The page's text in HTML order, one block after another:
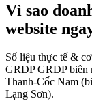
Vì sao
website
Số liệu thực tế &
GRDPGRDP biên
Thanh-Cốc Nam
Lạng Sơn).